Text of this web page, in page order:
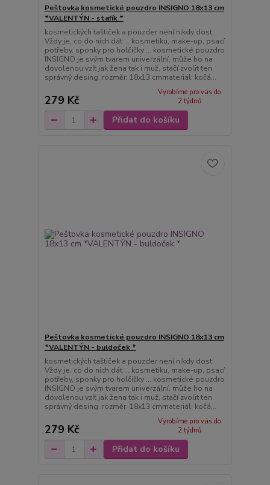
Peštovka kosmetické pouzdro INSIGNO 18x13 cm
*VALENTÝN - stafík *
kosmetických taštiček a pouzder není nikdy dost.
Vždy je, co do nich dát ... kosmetiku, make-up, psací
potřeby, sponky pro holčičky ... kosmetické pouzdro
INSIGNO je svým tvarem univerzální, může ho na
dovolenou vzít jak žena tak i muž, stačí zvolit ten
správný desing. rozměr: 18x13 cmmateriál: kočá...
279 Kč
Vyrobíme pro vás do
2 týdnů
Přidat do košíku
Peštovka kosmetické pouzdro INSIGNO 18x13 cm
*VALENTÝN - buldoček *
kosmetických taštiček a pouzder není nikdy dost.
Vždy je, co do nich dát ... kosmetiku, make-up, psací
potřeby, sponky pro holčičky ... kosmetické pouzdro
INSIGNO je svým tvarem univerzální, může ho na
dovolenou vzít jak žena tak i muž, stačí zvolit ten
správný desing. rozměr: 18x13 cmmateriál: kočá...
279 Kč
Vyrobíme pro vás do
2 týdnů
Přidat do košíku